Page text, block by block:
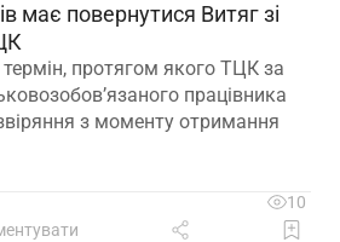
має повернутися Витяг зі
протягом якого ТЦК за
працівника
з моменту отримання
10